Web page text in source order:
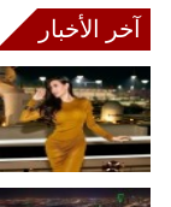
آخر الأخبار